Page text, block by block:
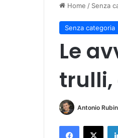
Home / Senza
Senza categoria
Le
trulli,
Antonio
Facebook
X